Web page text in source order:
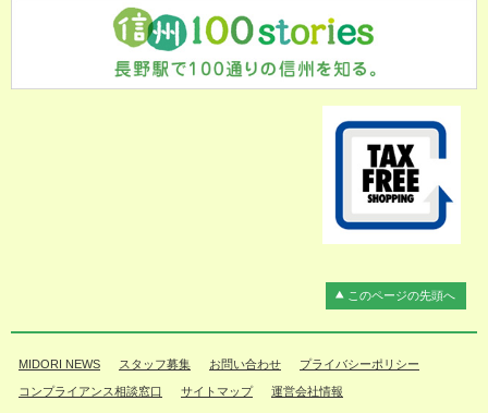
このページの先頭へ
MIDORI NEWS スタッフ募集 お問い合わせ プライバシーポリシー
コンプライアンス相談窓口 サイトマップ 運営会社情報